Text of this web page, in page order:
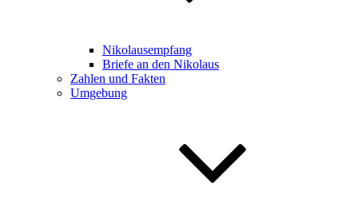
Nikolausempfang
Briefe an den Nikolaus
Zahlen und Fakten
Umgebung